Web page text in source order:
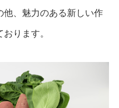
他、魅力のある新しい作
ります。